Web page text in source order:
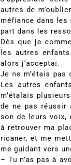
autres de
méfiance dans
part dans les
Dès que je
les autres
alors j’acceptai.
Je ne m’étais
Les autres
m’étalais
de ne pas réussir
son de leurs voix,
à retrouver ma
ricaner, et me
me guidant vers
– Tu n’as pas à